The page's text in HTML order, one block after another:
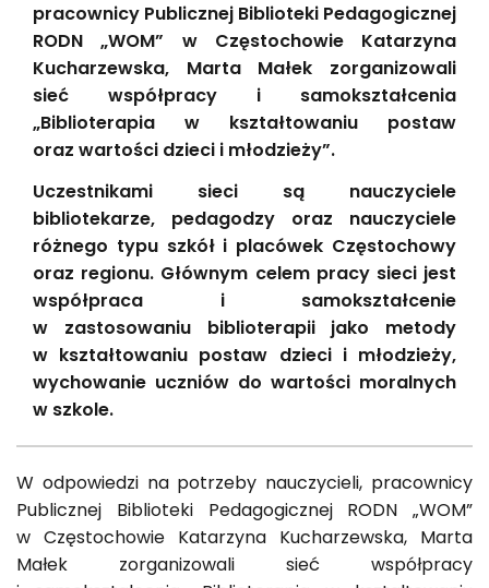
pracownicy Publicznej Biblioteki Pedagogicznej
RODN „WOM” w Częstochowie Katarzyna
Kucharzewska, Marta Małek zorganizowali
sieć współpracy i samokształcenia
„Biblioterapia w kształtowaniu postaw
oraz wartości dzieci i młodzieży”.
Uczestnikami sieci są nauczyciele
bibliotekarze, pedagodzy oraz nauczyciele
różnego typu szkół i placówek Częstochowy
oraz regionu. Głównym celem pracy sieci jest
współpraca i samokształcenie
w zastosowaniu biblioterapii jako metody
w kształtowaniu postaw dzieci i młodzieży,
wychowanie uczniów do wartości moralnych
w szkole.
W odpowiedzi na potrzeby nauczycieli, pracownicy
Publicznej Biblioteki Pedagogicznej RODN „WOM”
w Częstochowie Katarzyna Kucharzewska, Marta
Małek zorganizowali sieć współpracy